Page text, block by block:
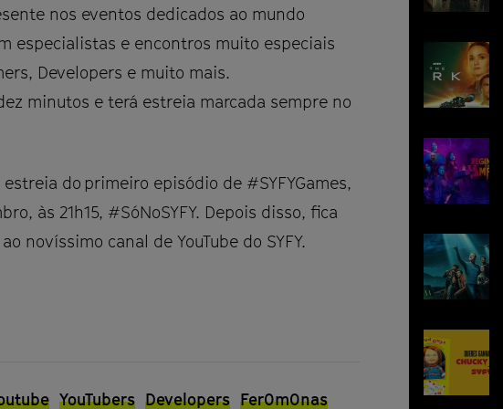
nos eventos dedicados ao mundo
especialistas e encontros muito especiais
Developers e muito mais.
minutos e terá estreia marcada sempre no
do primeiro episódio de #SYFYGames,
às 21h15, #SóNoSYFY. Depois disso, fica
novíssimo canal de YouTube do SYFY.
YouTubers Developers Fer0m0nas